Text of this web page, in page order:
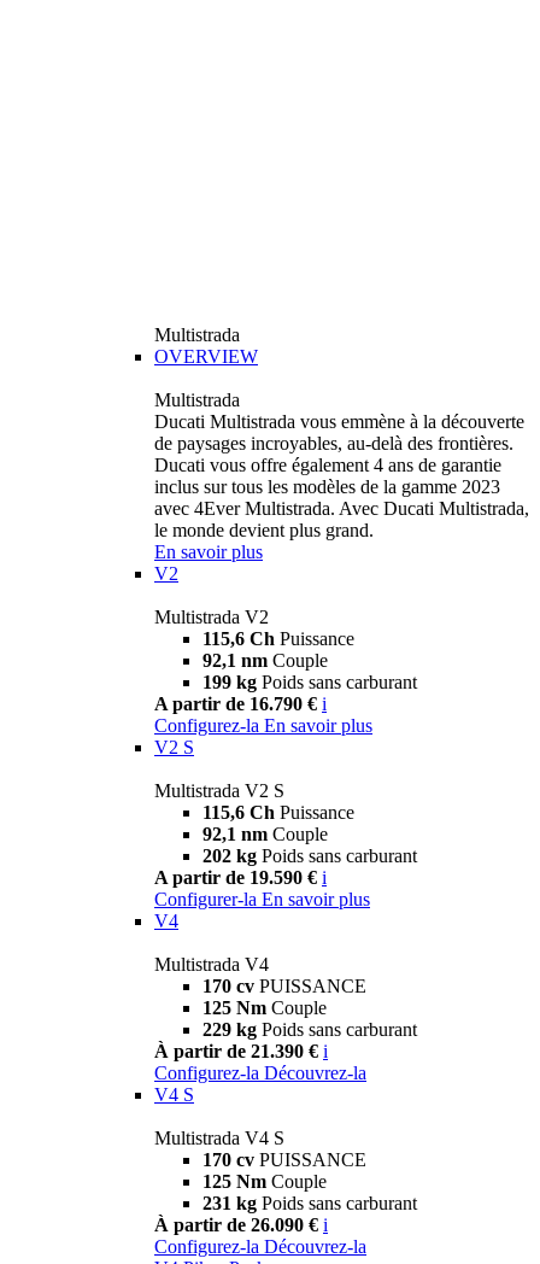
Multistrada
OVERVIEW
Multistrada
Ducati Multistrada vous emmène à la découverte
de paysages incroyables, au-delà des frontières.
Ducati vous offre également 4 ans de garantie
inclus sur tous les modèles de la gamme 2023
avec 4Ever Multistrada. Avec Ducati Multistrada,
le monde devient plus grand.
En savoir plus
V2
Multistrada V2
115,6 Ch Puissance
92,1 nm Couple
199 kg Poids sans carburant
A partir de 16.790 € i
Configurez-la En savoir plus
V2 S
Multistrada V2 S
115,6 Ch Puissance
92,1 nm Couple
202 kg Poids sans carburant
A partir de 19.590 € i
Configurer-la En savoir plus
V4
Multistrada V4
170 cv PUISSANCE
125 Nm Couple
229 kg Poids sans carburant
À partir de 21.390 € i
Configurez-la Découvrez-la
V4 S
Multistrada V4 S
170 cv PUISSANCE
125 Nm Couple
231 kg Poids sans carburant
À partir de 26.090 € i
Configurez-la Découvrez-la